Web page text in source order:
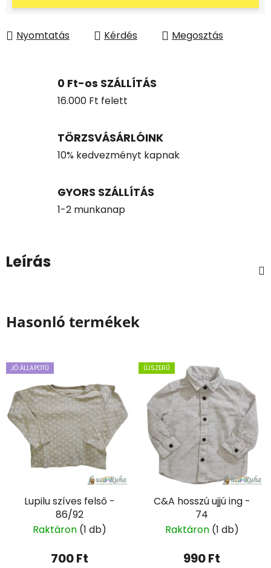
Nyomtatás Kérdés Megosztás
0 Ft-os SZÁLLÍTÁS
16.000 Ft felett
TÖRZSVÁSÁRLÓINK
10% kedvezményt kapnak
GYORS SZÁLLÍTÁS
1-2 munkanap
Leírás
Hasonló termékek
JÓ ÁLLAPOTÚ
Lupilu szíves felső -
86/92
Raktáron (1 db)
700 Ft
ÚJSZERŰ
C&A hosszú ujjú ing -
74
Raktáron (1 db)
990 Ft